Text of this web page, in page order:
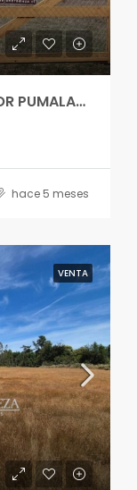
PUMALAL
hace 5 meses
VENTA